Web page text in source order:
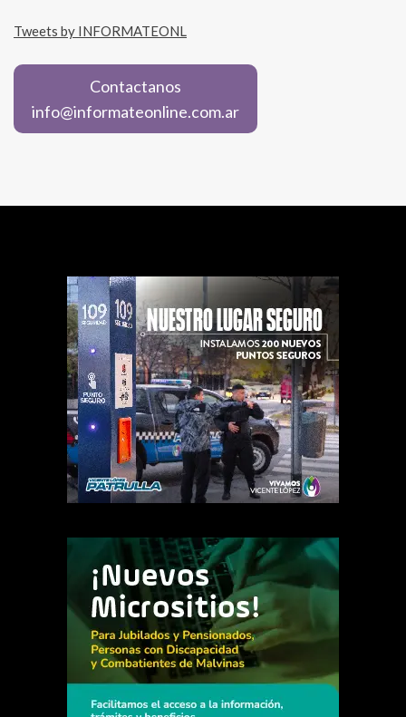
Tweets by INFORMATEONL
Contactanos
info@informateonline.com.ar